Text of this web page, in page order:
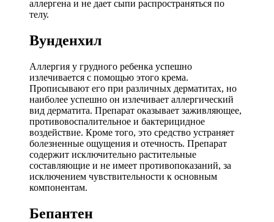
аллергена и не дает сыпи распространяться по
телу.
Вунденхил
Аллергия у грудного ребенка успешно
излечивается с помощью этого крема.
Прописывают его при различных дерматитах, но
наиболее успешно он излечивает аллергический
вид дерматита. Препарат оказывает заживляющее,
противовоспалительное и бактерицидное
воздействие. Кроме того, это средство устраняет
болезненные ощущения и отечность. Препарат
содержит исключительно растительные
составляющие и не имеет противопоказаний, за
исключением чувствительности к основным
компонентам.
Бепантен